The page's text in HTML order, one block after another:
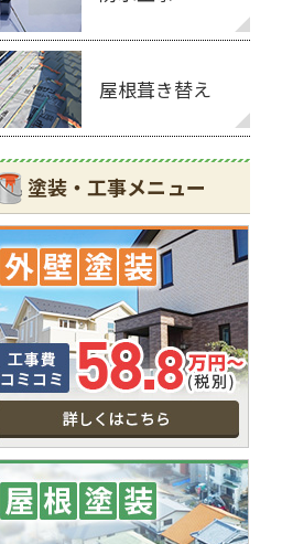
屋根葺き替え
塗装・工事メニュー